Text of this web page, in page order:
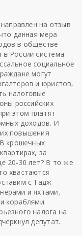
на отзыв
данная мера
в обществе
России система
социальное
могут
и юристов,
налоговые
российских
этом платят
доходов. И
повышения
крошечных
за
20-30 лет? В то же
хвастаются
с Тадж-
и яхтами,
кораблями.
налога на
депутат.